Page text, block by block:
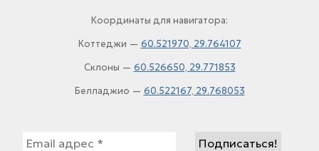
Координаты для навигатора:
Коттеджи — 60.521970, 29.764107
Склоны — 60.526650, 29.771853
Белладжио — 60.522167, 29.768053